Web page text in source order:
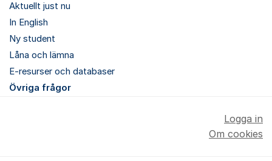
Aktuellt just nu
In English
Ny student
Låna och lämna
E-resurser och databaser
Övriga frågor
Logga in
Om cookies